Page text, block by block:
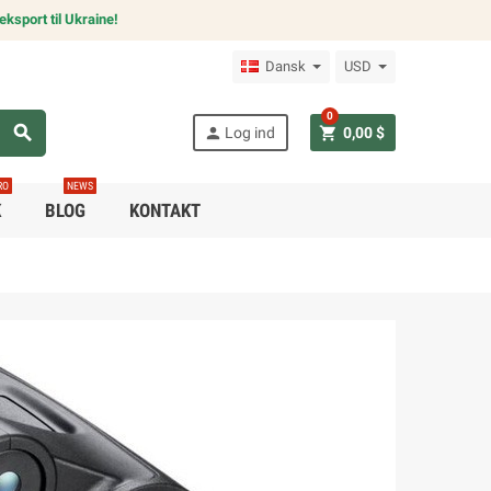
til Ukraine!
Dansk USD
search person Log ind shopping_cart 0,00 $
0
BLOG
NEWS
KONTAKT